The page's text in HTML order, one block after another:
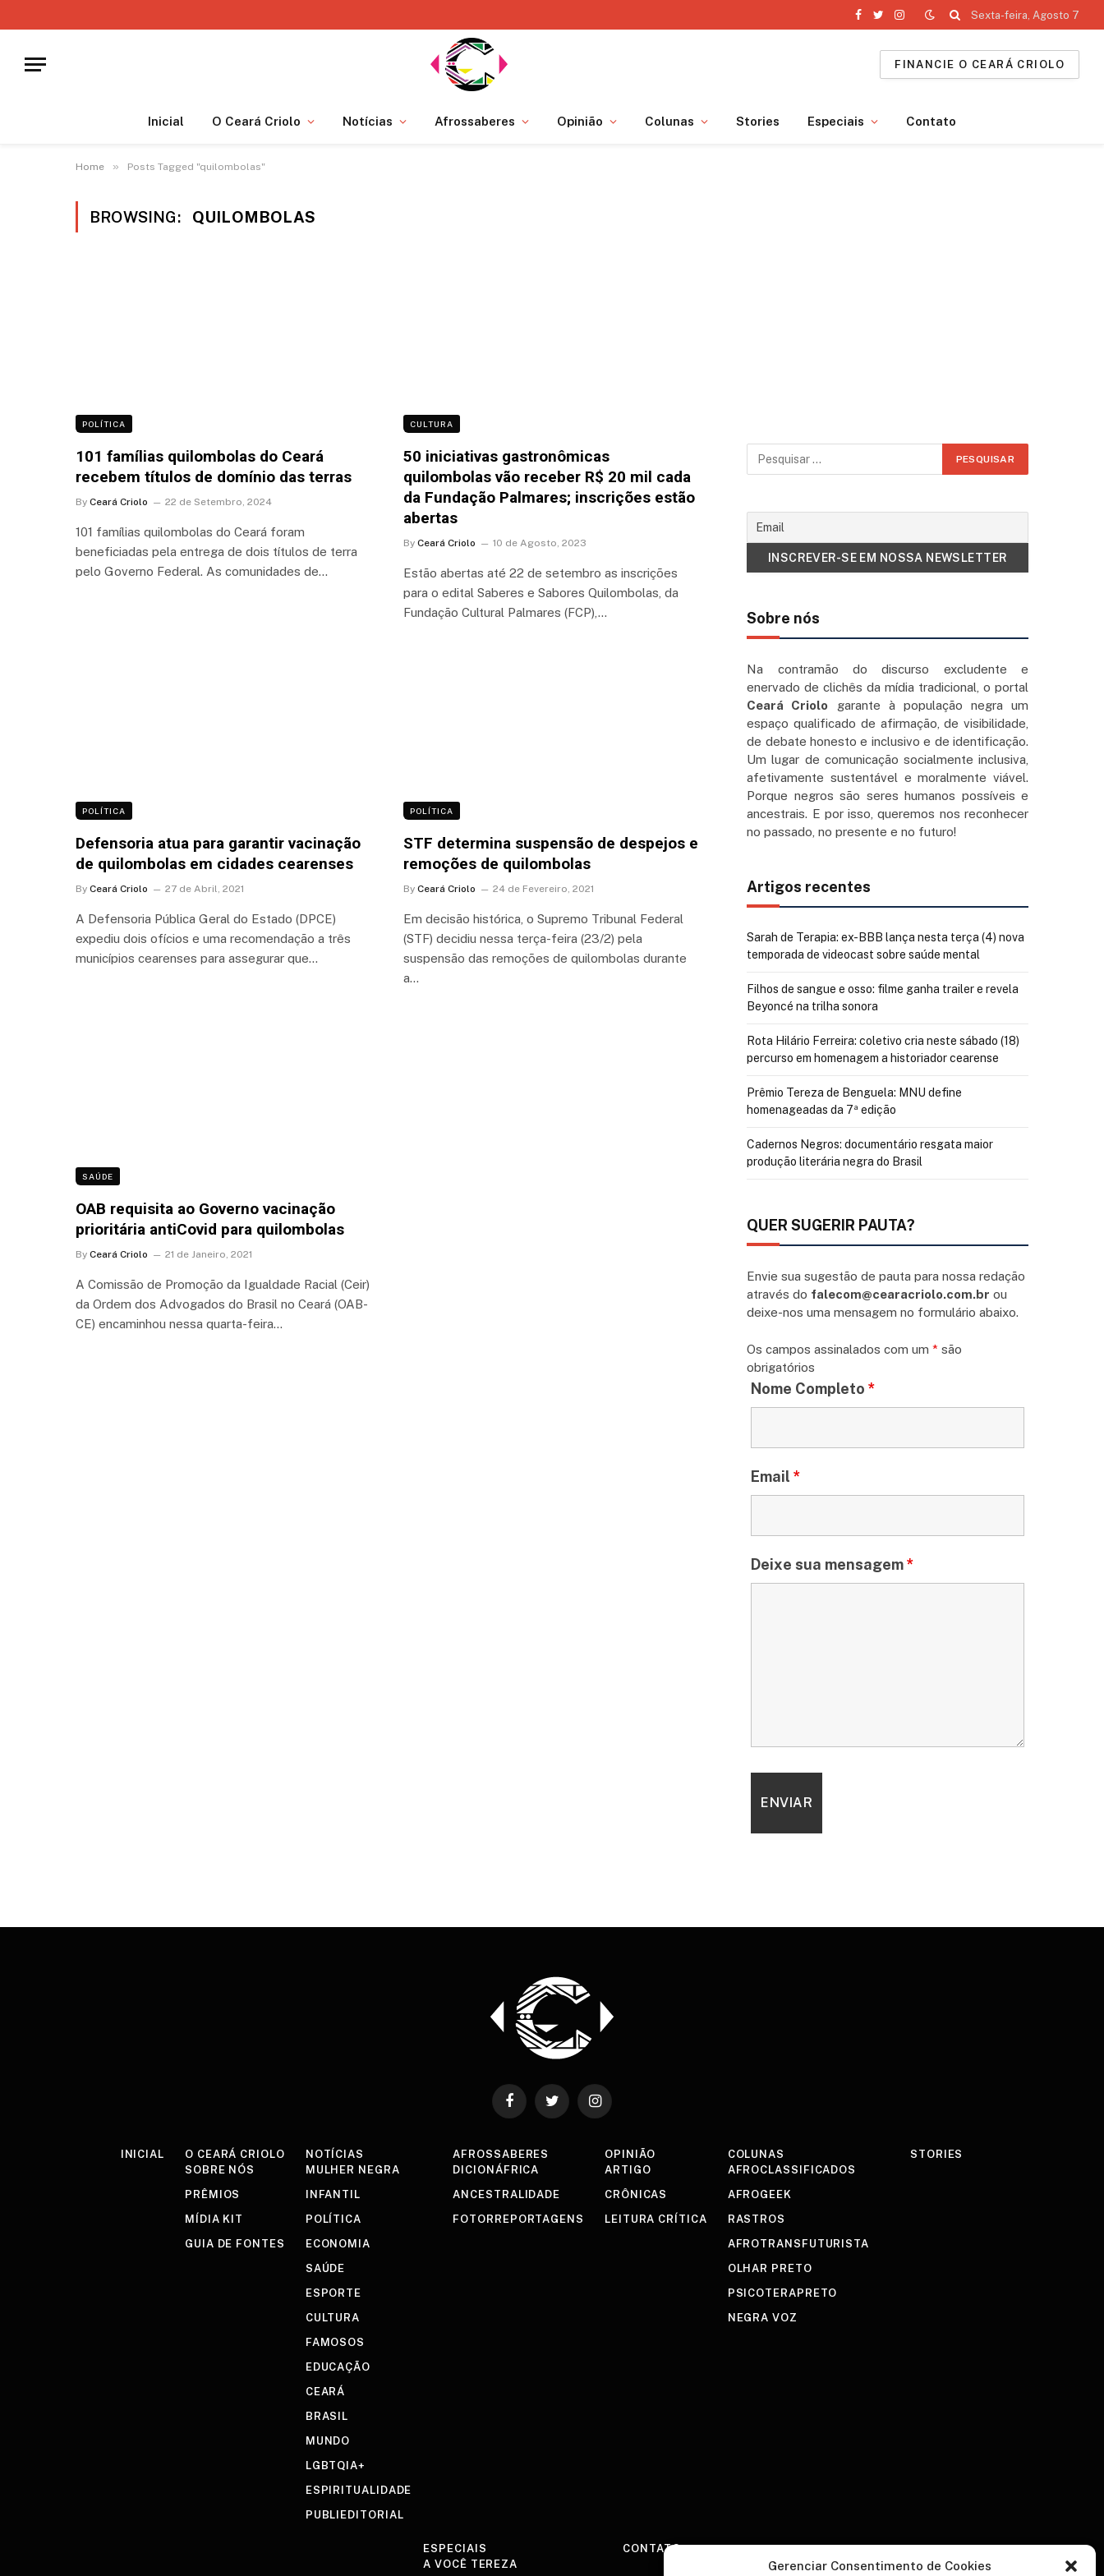
Gerenciar Consentimento de Cookies
Facebook
TwitterInstagram
Sexta-feira, Agosto 7
FINANCIE O CEARÁ CRIOLO
Inicial O Ceará Criolo Notícias Afrossaberes Opinião Colunas Stories Especiais Contato
Home » Posts Tagged "quilombolas"
BROWSING: QUILOMBOLAS
POLÍTICA
101 famílias quilombolas do Ceará
recebem títulos de domínio das terras
By Ceará Criolo 22 de Setembro, 2024
101 famílias quilombolas do Ceará foram
beneficiadas pela entrega de dois títulos de terra
pelo Governo Federal. As comunidades de…
CULTURA
50 iniciativas gastronômicas
quilombolas vão receber R$ 20 mil cada
da Fundação Palmares; inscrições estão
abertas
By Ceará Criolo 10 de Agosto, 2023
Estão abertas até 22 de setembro as inscrições
para o edital Saberes e Sabores Quilombolas, da
Fundação Cultural Palmares (FCP),…
POLÍTICA
Defensoria atua para garantir vacinação
de quilombolas em cidades cearenses
By Ceará Criolo 27 de Abril, 2021
A Defensoria Pública Geral do Estado (DPCE)
expediu dois ofícios e uma recomendação a três
municípios cearenses para assegurar que…
POLÍTICA
STF determina suspensão de despejos e
remoções de quilombolas
By Ceará Criolo 24 de Fevereiro, 2021
Em decisão histórica, o Supremo Tribunal Federal
(STF) decidiu nessa terça-feira (23/2) pela
suspensão das remoções de quilombolas durante
a…
SAÚDE
OAB requisita ao Governo vacinação
prioritária antiCovid para quilombolas
By Ceará Criolo 21 de Janeiro, 2021
A Comissão de Promoção da Igualdade Racial (Ceir)
da Ordem dos Advogados do Brasil no Ceará (OAB-
CE) encaminhou nessa quarta-feira…
Sobre nós
Na contramão do discurso excludente e
enervado de clichês da mídia tradicional, o portal
Ceará Criolo garante à população negra um
espaço qualificado de afirmação, de visibilidade,
de debate honesto e inclusivo e de identificação.
Um lugar de comunicação socialmente inclusiva,
afetivamente sustentável e moralmente viável.
Porque negros são seres humanos possíveis e
ancestrais. E por isso, queremos nos reconhecer
no passado, no presente e no futuro!
Artigos recentes
Sarah de Terapia: ex-BBB lança nesta terça (4) nova
temporada de videocast sobre saúde mental
Filhos de sangue e osso: filme ganha trailer e revela
Beyoncé na trilha sonora
Rota Hilário Ferreira: coletivo cria neste sábado (18)
percurso em homenagem a historiador cearense
Prêmio Tereza de Benguela: MNU define
homenageadas da 7ª edição
Cadernos Negros: documentário resgata maior
produção literária negra do Brasil
QUER SUGERIR PAUTA?
Envie sua sugestão de pauta para nossa redação
através do falecom@cearacriolo.com.br ou
deixe-nos uma mensagem no formulário abaixo.
Os campos assinalados com um* são
obrigatórios
Nome Completo*
Email*
Deixe sua mensagem*
FacebookTwitter Instagram
INICIAL
O CEARÁ CRIOLO
SOBRE NÓS
PRÊMIOS
MÍDIA KIT
GUIA DE FONTES
NOTÍCIAS
MULHER NEGRA
INFANTIL
POLÍTICA
ECONOMIA
SAÚDE
ESPORTE
CULTURA
FAMOSOS
EDUCAÇÃO
CEARÁ
BRASIL
MUNDO
LGBTQIA+
ESPIRITUALIDADE
PUBLIEDITORIAL
AFROSSABERES
DICIONÁFRICA
ANCESTRALIDADE
FOTORREPORTAGENS
OPINIÃO
ARTIGO
CRÔNICAS
LEITURA CRÍTICA
COLUNAS
AFROCLASSIFICADOS
AFROGEEK
RASTROS
AFROTRANSFUTURISTA
OLHAR PRETO
PSICOTERAPRETO
NEGRA VOZ
STORIES
ESPECIAIS
A VOCÊ TEREZA
CONTATO